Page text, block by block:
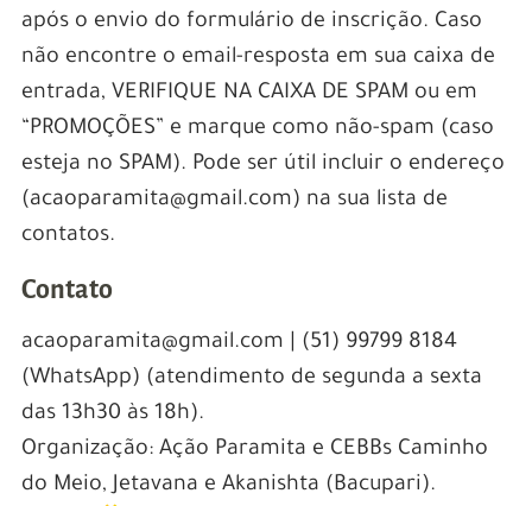
após o envio do formulário de inscrição. Caso
não encontre o email-resposta em sua caixa de
entrada, VERIFIQUE NA CAIXA DE SPAM ou em
“PROMOÇÕES” e marque como não-spam (caso
esteja no SPAM). Pode ser útil incluir o endereço
(acaoparamita@gmail.com) na sua lista de
contatos.
Contato
acaoparamita@gmail.com | (51) 99799 8184
(WhatsApp) (atendimento de segunda a sexta
das 13h30 às 18h).
Organização: Ação Paramita e CEBBs Caminho
do Meio, Jetavana e Akanishta (Bacupari).